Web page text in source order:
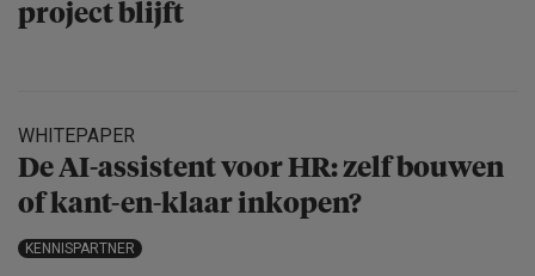
project blijft
WHITEPAPER
De AI-assistent voor HR: zelf bouwen
of kant-en-klaar inkopen?
KENNISPARTNER